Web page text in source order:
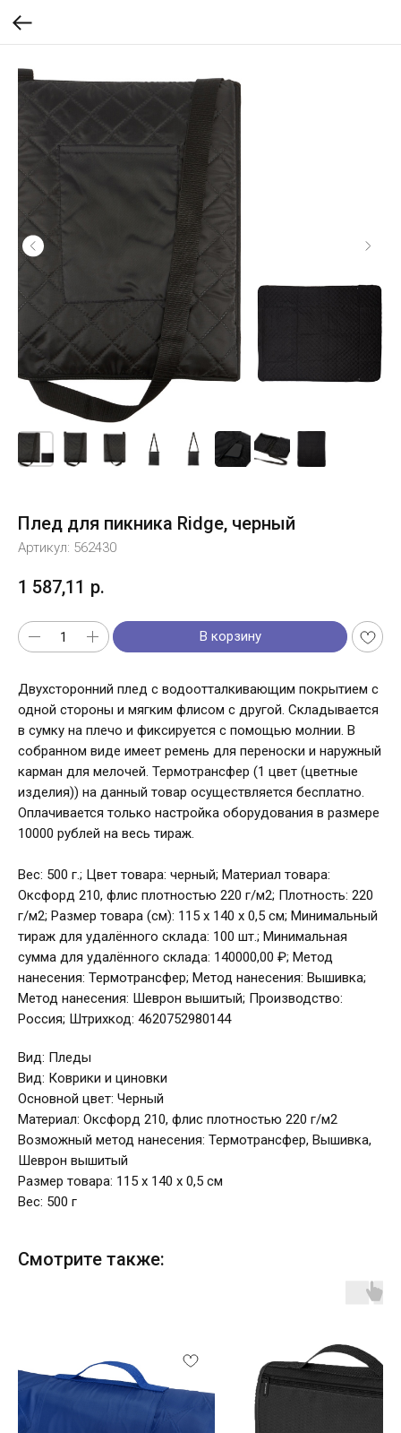
Плед для пикника Ridge, черный
Артикул: 562430
1 587,11 р.
В корзину
Двухсторонний плед с водоотталкивающим покрытием с
одной стороны и мягким флисом с другой. Складывается
в сумку на плечо и фиксируется с помощью молнии. В
собранном виде имеет ремень для переноски и наружный
карман для мелочей. Термотрансфер (1 цвет (цветные
изделия)) на данный товар осуществляется бесплатно.
Оплачивается только настройка оборудования в размере
10000 рублей на весь тираж.
Вес: 500 г.; Цвет товара: черный; Материал товара:
Оксфорд 210, флис плотностью 220 г/м2; Плотность: 220
г/м2; Размер товара (см): 115 х 140 х 0,5 см; Минимальный
тираж для удалённого склада: 100 шт.; Минимальная
сумма для удалённого склада: 140000,00 ₽; Метод
нанесения: Термотрансфер; Метод нанесения: Вышивка;
Метод нанесения: Шеврон вышитый; Производство:
Россия; Штрихкод: 4620752980144
Вид: Пледы
Вид: Коврики и циновки
Основной цвет: Черный
Материал: Оксфорд 210, флис плотностью 220 г/м2
Возможный метод нанесения: Термотрансфер, Вышивка,
Шеврон вышитый
Размер товара: 115 х 140 х 0,5 см
Вес: 500 г
Смотрите также: